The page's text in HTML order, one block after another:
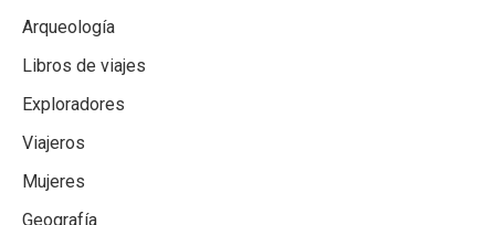
Arqueología
Libros de viajes
Exploradores
Viajeros
Mujeres
Geografía